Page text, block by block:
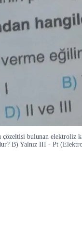
bulunan elektroliz
B) Yalnız III - Pt